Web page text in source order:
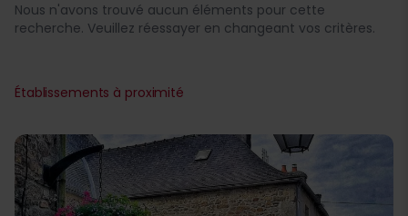
Nous n'avons trouvé aucun éléments pour cette
recherche. Veuillez réessayer en changeant vos critères.
Établissements à proximité